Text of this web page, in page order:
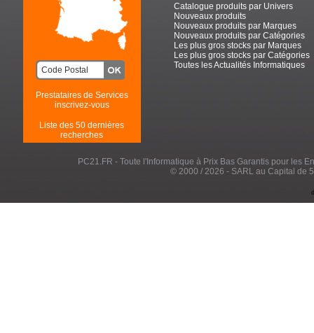
Prestataires de Services
inscrivez-vous
Liste des 50 dernières
recherches
Catalogue produits par Univers
Nouveaux produits
Nouveaux produits par Marques
Nouveaux produits par Catégories
Les plus gros stocks par Marques
Les plus gros stocks par Catégories
Toutes les Actualités Informatiques
PC21.FR - Toute l'Informatique à Prix Bas Garantis pour les
© 2000 / 2026 - SARL au Capital de